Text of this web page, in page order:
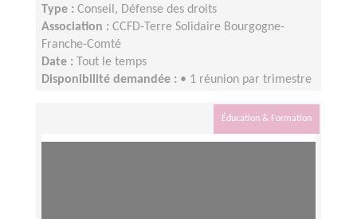
Type : Conseil, Défense des droits
Association : CCFD-Terre Solidaire Bourgogne-
Franche-Comté
Date :
Tout le temps
Disponibilité demandée : • 1 réunion par trimestre
réaliser les actions proposées• Temps pour se
former sur les sujets qui vous intéressent (en
Éducation & Formation